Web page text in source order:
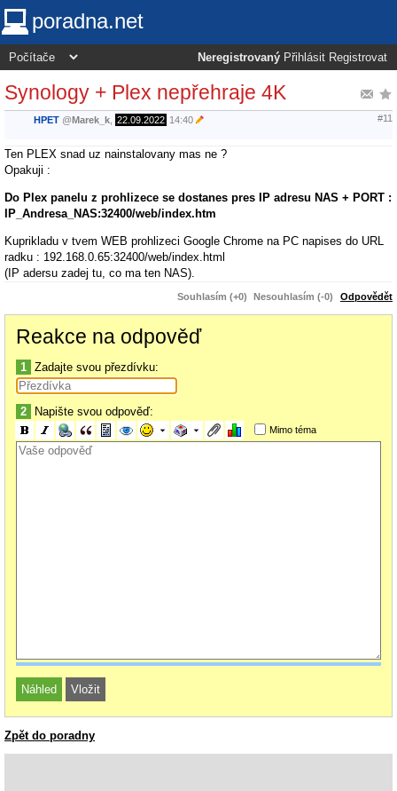
poradna.net
Neregistrovaný Přihlásit Registrovat
Synology + Plex nepřehraje 4K
HPET @Marek_k 22.09.2022 14:40 #11
Ten PLEX snad uz nainstalovany mas ne ?
Opakuji :
Do Plex panelu z prohlizece se dostanes pres IP adresu NAS + PORT :
IP_Andresa_NAS:32400/web/index.htm
Kuprikladu v tvem WEB prohlizeci Google Chrome na PC napises do URL
radku : 192.168.0.65:32400/web/index.html
(IP adersu zadej tu, co ma ten NAS).
Souhlasím (+0) Nesouhlasím (-0) Odpovědět
Reakce na odpověď
1 Zadajte svou přezdívku:
2 Napište svou odpověď:
Mimo téma
Zpět do poradny